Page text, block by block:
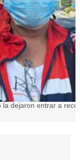
dejaron entrar a